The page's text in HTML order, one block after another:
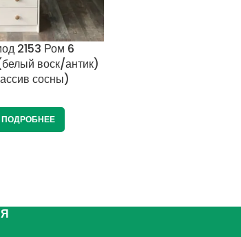
2153 Ром 6
воск/антик)
сосны)
ПОДРОБНЕЕ